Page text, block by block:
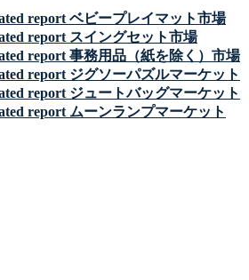
ベビープレイマット市場
スイングセット市場
事務用品（紙を除く）市場
ジグソーパズルマーケット
ジュートバッグマーケット
ムーンランプマーケット